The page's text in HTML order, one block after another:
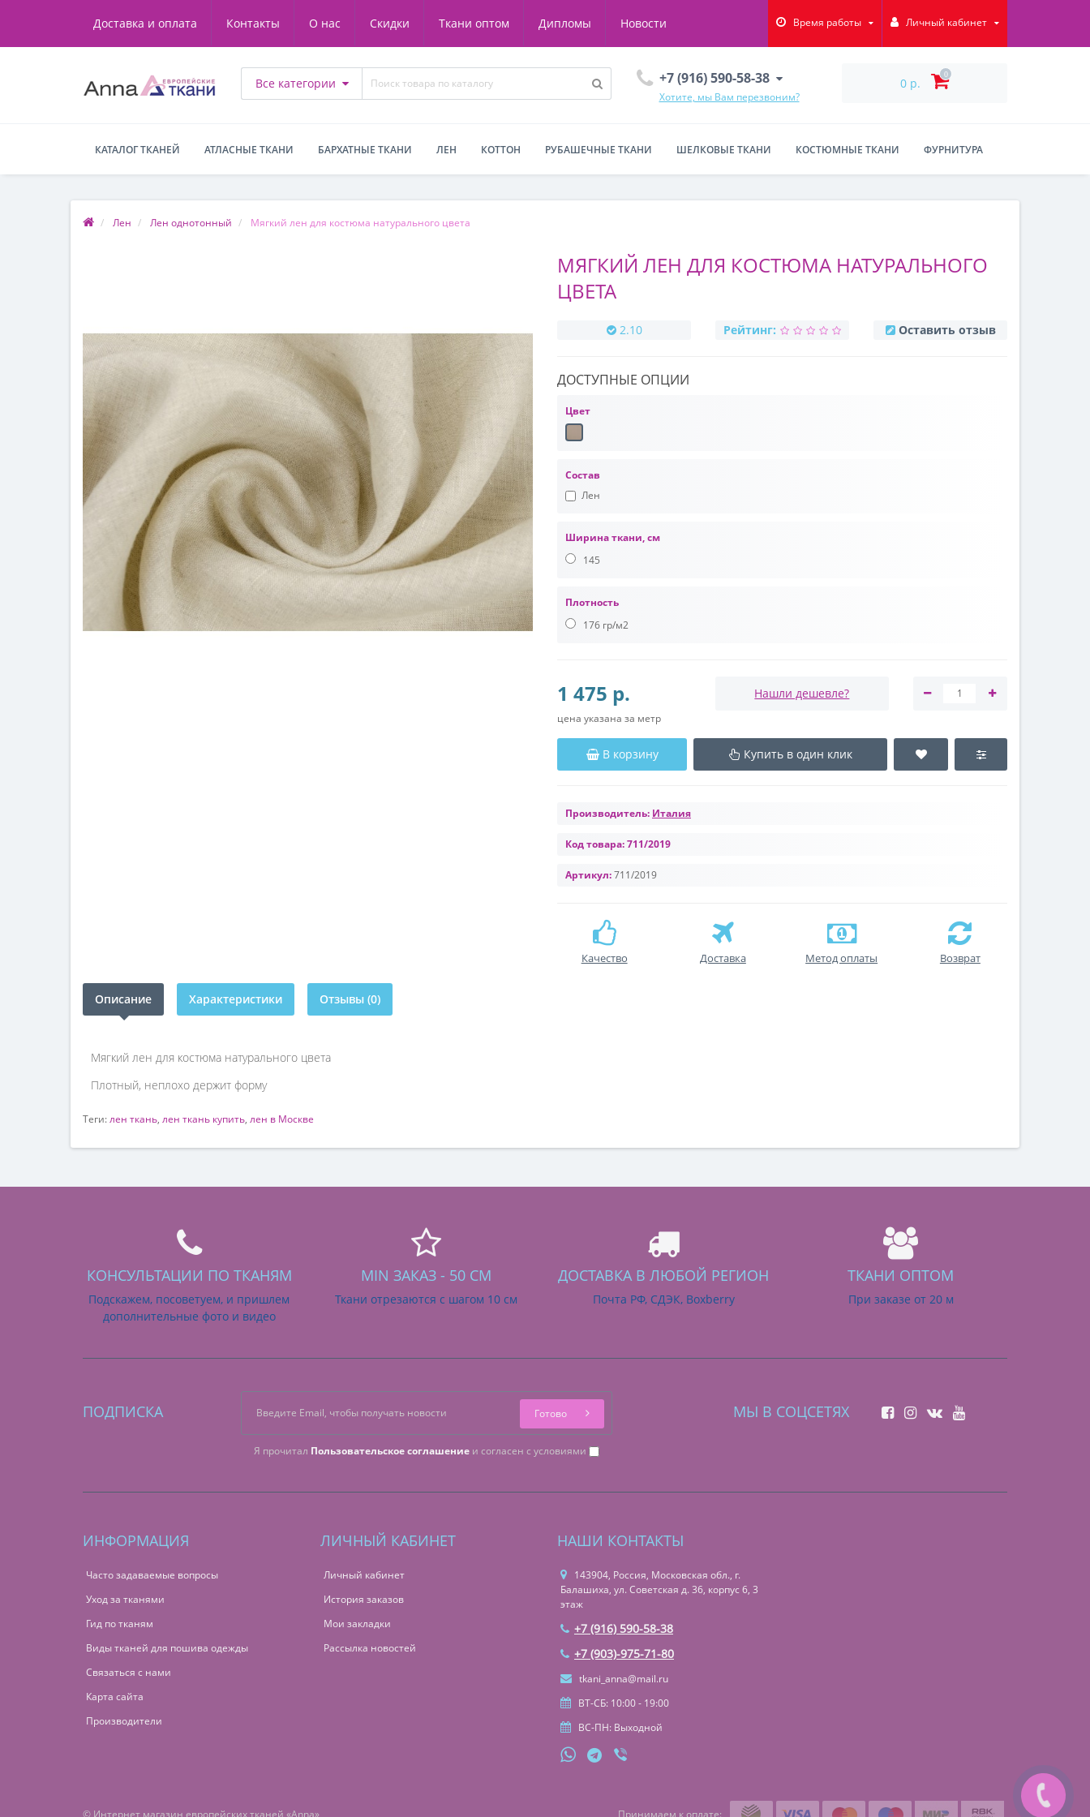
Доставка и оплата Контакты О нас Скидки Ткани оптом Дипломы Новости Время работы Личный кабинет
Все категории +7 (916) 590-58-38
Хотите, мы Вам перезвоним?
0 р.
0
КАТАЛОГ ТКАНЕЙ АТЛАСНЫЕ ТКАНИ БАРХАТНЫЕ ТКАНИ ЛЕН КОТТОН РУБАШЕЧНЫЕ ТКАНИ ШЕЛКОВЫЕ ТКАНИ КОСТЮМНЫЕ ТКАНИ ФУРНИТУРА
Лен Лен однотонный Мягкий лен для костюма натурального цвета
МЯГКИЙ ЛЕН ДЛЯ КОСТЮМА НАТУРАЛЬНОГО
ЦВЕТА
2.10 Рейтинг: Оставить отзыв
ДОСТУПНЫЕ ОПЦИИ
Цвет
Состав
Лен
Ширина ткани, см
145
Плотность
176 гр/м2
1 475 р.
цена указана за метр
Нашли дешевле?
В корзину Купить в один клик
Производитель: Италия
Код товара:711/2019
Артикул:711/2019
Качество Доставка Метод оплаты Возврат
Описание Характеристики Отзывы (0)
Мягкий лен для костюма натурального цвета
Плотный, неплохо держит форму
Теги:лен ткань, лен ткань купить, лен в Москве
КОНСУЛЬТАЦИИ ПО ТКАНЯМ
Подскажем, посоветуем, и пришлем
дополнительные фото и видео
MIN ЗАКАЗ - 50 СМ
Ткани отрезаются с шагом 10 см
ДОСТАВКА В ЛЮБОЙ РЕГИОН
Почта РФ, СДЭК, Boxberry
ТКАНИ ОПТОМ
При заказе от 20 м
ПОДПИСКА
Я прочитал Пользовательское соглашениеи согласен с условиями
Готово МЫ В СОЦСЕТЯХ
ИНФОРМАЦИЯ
Часто задаваемые вопросы
Уход за тканями
Гид по тканям
Виды тканей для пошива одежды
Связаться с нами
Карта сайта
Производители
ЛИЧНЫЙ КАБИНЕТ
Личный кабинет
История заказов
Мои закладки
Рассылка новостей
НАШИ КОНТАКТЫ
143904, Россия, Московская обл., г.
Балашиха, ул. Советская д. 36, корпус 6, 3
этаж
+7 (916) 590-58-38
+7 (903)-975-71-80
tkani_anna@mail.ru
ВТ-СБ: 10:00 - 19:00
ВС-ПН: Выходной
© Интернет магазин европейских тканей «Anna» Принимаем к оплате: